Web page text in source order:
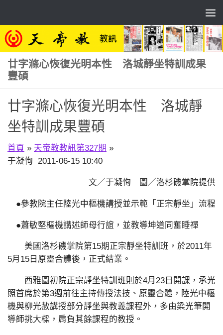
廿字滌心恢復光明本性 洛城靜坐特訓成果
豐碩
廿字滌心恢復光明本性 洛城靜
坐特訓成果豐碩
首頁 » 天帝教教訊第327期 »
于凝恂 2011-06-15 10:40
文／于凝恂 圖／洛杉磯掌院提供
●參教院主任陸光中樞機講授並示範「正宗靜坐」流程
●蕭敏堅樞機講述師母行誼，並教導坤道同奮睡禪
美國洛杉磯掌院第15期正宗靜坐特訓班，於2011年
5月15日原靈合體後，正式結業。
西雅圖初院正宗靜坐特訓班則於4月23日開課，承光
照首席於第3週前往主持傳授法技、原靈合體，陸光中樞
機與柳光赦講授部分靜坐與教義課程外，多由梁光筆開
導師挑大樑，肩負其餘課程的教授。